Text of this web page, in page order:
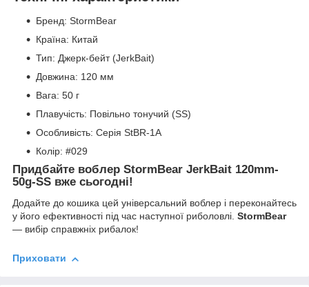
Бренд: StormBear
Країна: Китай
Тип: Джерк-бейт (JerkBait)
Довжина: 120 мм
Вага: 50 г
Плавучість: Повільно тонучий (SS)
Особливість: Серія StBR-1A
Колір: #029
Придбайте воблер StormBear JerkBait 120mm-
50g-SS вже сьогодні!
Додайте до кошика цей універсальний воблер і переконайтесь
у його ефективності під час наступної риболовлі. StormBear
— вибір справжніх рибалок!
Приховати